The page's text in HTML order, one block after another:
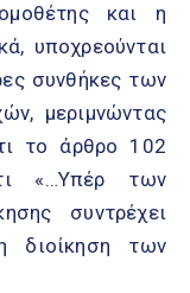
και η
υποχρεούνται
συνθήκες των
μεριμνώντας
το άρθρο 102
«…Υπέρ των
συντρέχει
διοίκηση των